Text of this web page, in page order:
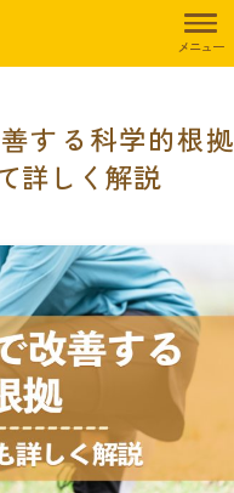
メニュー
HbA1cを運動で改
する科学的根拠
詳しく解説